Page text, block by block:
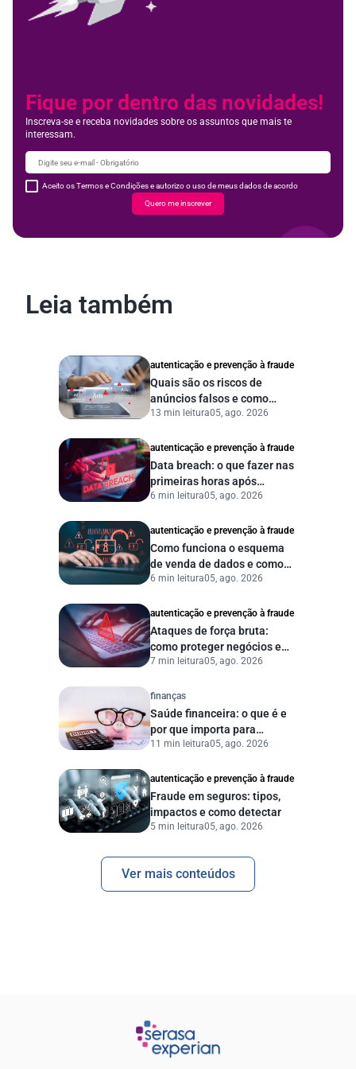
Fique por dentro das novidades!
Inscreva-se e receba novidades sobre os assuntos que mais te
interessam.
Aceito os Termos e Condições e autorizo o uso de meus dados de acordo
Quero me inscrever
Leia também
autenticação e prevenção à fraude
Quais são os riscos de
anúncios falsos e como
proteger seu negócio?
13 min leitura05, ago. 2026
autenticação e prevenção à fraude
Data breach: o que fazer nas
primeiras horas após
vazamento de dados?
6 min leitura05, ago. 2026
autenticação e prevenção à fraude
Como funciona o esquema
de venda de dados e como
proteger sua empresa?
6 min leitura05, ago. 2026
autenticação e prevenção à fraude
Ataques de força bruta:
como proteger negócios e
dados digitais
7 min leitura05, ago. 2026
finanças
Saúde financeira: o que é e
por que importa para
pessoas e empresas?
11 min leitura05, ago. 2026
autenticação e prevenção à fraude
Fraude em seguros: tipos,
impactos e como detectar
5 min leitura05, ago. 2026
Ver mais conteúdos